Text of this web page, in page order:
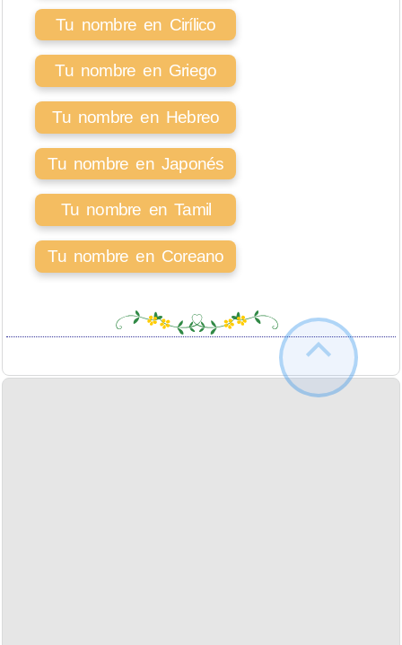
Tu nombre en Cirílico
Tu nombre en Griego
Tu nombre en Hebreo
Tu nombre en Japonés
Tu nombre en Tamil
Tu nombre en Coreano